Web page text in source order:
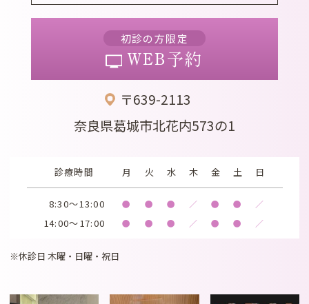
初診の方限定
WEB予約
〒639-2113
奈良県葛城市北花内573の1
診療時間 月 火 水 木 金 土 日
8:30～13:00 ● ● ● ／ ● ● ／
14:00～17:00 ● ● ● ／ ● ● ／
※休診日 木曜・日曜・祝日